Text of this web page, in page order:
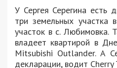
У Сергея Серегина есть
три земельных участка
участок в с. Любимовка.
владеет квартирой в
Mitsubishi Outlander. А
декларации, водит Cherry